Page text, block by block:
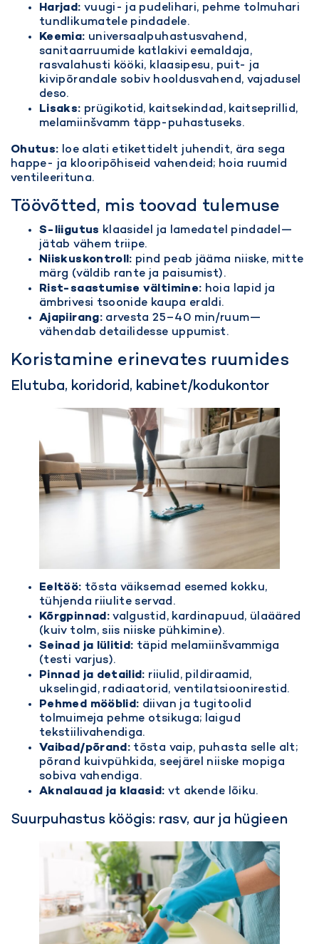
Harjad: vuugi- ja pudelihari, pehme tolmuhari
tundlikumatele pindadele.
Keemia: universaalpuhastusvahend,
sanitaarruumide katlakivi eemaldaja,
rasvalahusti kööki, klaasipesu, puit- ja
kivipõrandale sobiv hooldusvahend, vajadusel
deso.
Lisaks: prügikotid, kaitsekindad, kaitseprillid,
melamiinšvamm täpp-puhastuseks.
Ohutus: loe alati etikettidelt juhendit, ära sega
happe- ja klooripõhiseid vahendeid; hoia ruumid
ventileerituna.
Töövõtted, mis toovad tulemuse
S-liigutus klaasidel ja lamedatel pindadel—
jätab vähem triipe.
Niiskuskontroll: pind peab jääma niiske, mitte
märg (väldib rante ja paisumist).
Rist-saastumise vältimine: hoia lapid ja
ämbrivesi tsoonide kaupa eraldi.
Ajapiirang:arvesta 25–40 min/ruum—
vähendab detailidesse uppumist.
Koristamine erinevates ruumides
Elutuba, koridorid, kabinet/kodukontor
Eeltöö: tõsta väiksemad esemed kokku,
tühjenda riiulite servad.
Kõrgpinnad:valgustid, kardinapuud, ülaääred
(kuiv tolm, siis niiske pühkimine).
Seinad ja lülitid: täpid melamiinšvammiga
(testi varjus).
Pinnad ja detailid: riiulid, pildiraamid,
ukselingid, radiaatorid, ventilatsioonirestid.
Pehmed mööblid: diivan ja tugitoolid
tolmuimeja pehme otsikuga; laigud
tekstiilivahendiga.
Vaibad/põrand: tõsta vaip, puhasta selle alt;
põrand kuivpühkida, seejärel niiske mopiga
sobiva vahendiga.
Aknalauad ja klaasid: vt akende lõiku.
Suurpuhastus köögis: rasv, aur ja hügieen